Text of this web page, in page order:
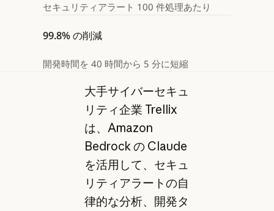
セキュリティアラート 100 件処理あたり
99.8% の削減
開発時間を 40 時間から 5 分に短縮
大手サイバーセキュ
リティ企業 Trellix
は、Amazon
Bedrock の Claude
を活用して、セキュ
リティアラートの自
律的な分析、開発タ